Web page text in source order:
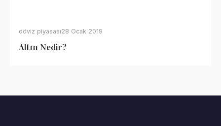
döviz piyasası28 Ocak 2019
Altın Nedir?